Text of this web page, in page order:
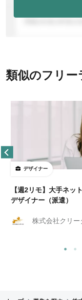
類似のフリー
デザイナー
【週2リモ】大手ネッ
デザイナー（派遣）
株式会社クリ